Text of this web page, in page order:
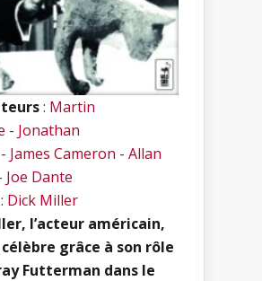
: Martin
- Jonathan
- James Cameron - Allan
Joe Dante
: Dick Miller
l’acteur américain,
grâce à son rôle
Futterman dans le